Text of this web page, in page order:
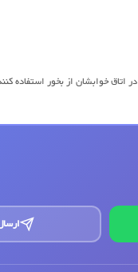
از بخور استفاده